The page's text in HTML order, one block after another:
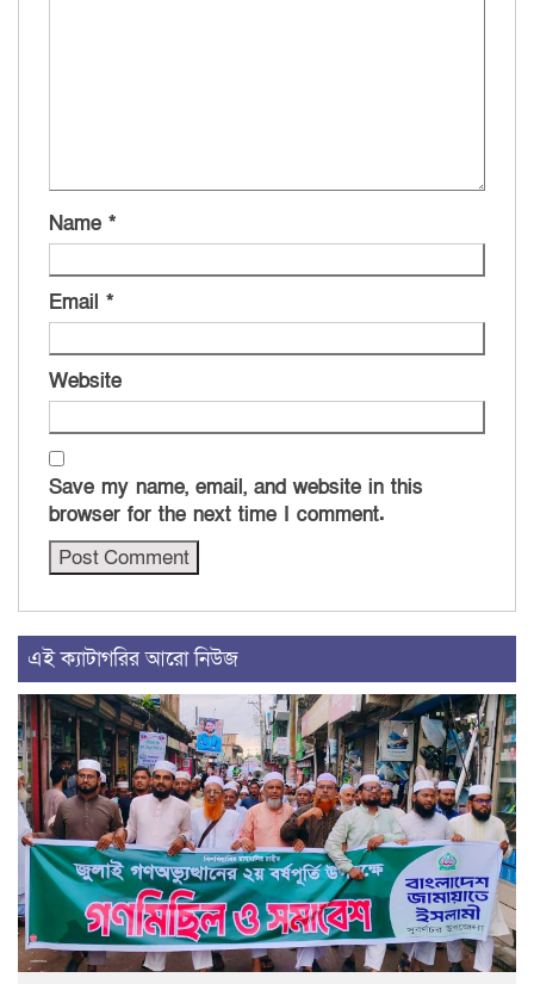
Name *
Email *
Website
Save my name, email, and website in this
browser for the next time I comment.
এই ক্যাটাগরির আরো নিউজ